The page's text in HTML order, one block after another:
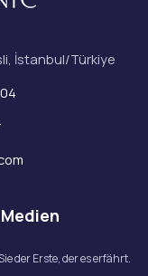
İstanbul/Türkiye
der Erste, der es erfährt.